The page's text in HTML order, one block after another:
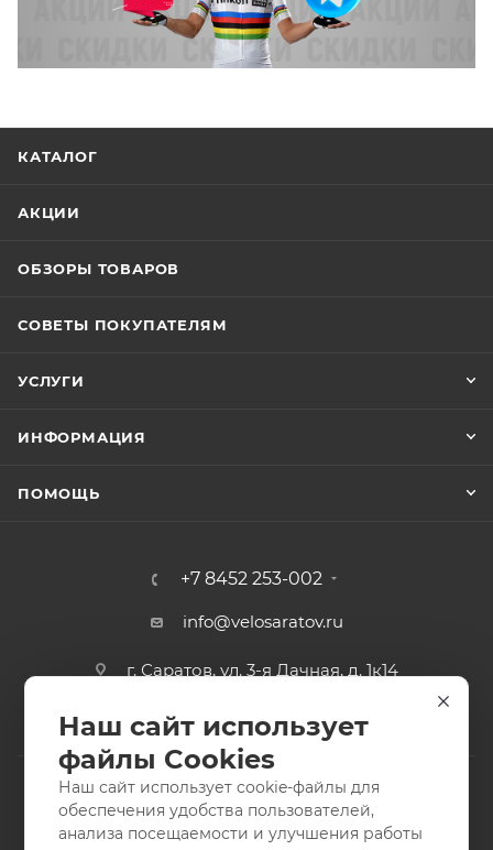
КАТАЛОГ
АКЦИИ
ОБЗОРЫ ТОВАРОВ
СОВЕТЫ ПОКУПАТЕЛЯМ
УСЛУГИ
ИНФОРМАЦИЯ
ПОМОЩЬ
+7 8452 253-002
info@velosaratov.ru
г. Саратов, ул. 3-я Дачная, д. 1к14
2011-2026 © интернет-магазин спортивных товаров
Наш сайт использует
файлы Cookies
Наш сайт использует cookie-файлы для
обеспечения удобства пользователей,
анализа посещаемости и улучшения работы